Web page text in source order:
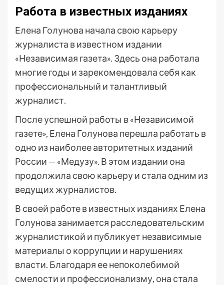
Работа в известных изданиях
Елена Голунова начала свою карьеру
журналиста в известном издании
«Независимая газета». Здесь она работала
многие годы и зарекомендовала себя как
профессиональный и талантливый
журналист.
После успешной работы в «Независимой
газете», Елена Голунова перешла работать в
одно из наиболее авторитетных изданий
России — «Медузу». В этом издании она
продолжила свою карьеру и стала одним из
ведущих журналистов.
В своей работе в известных изданиях Елена
Голунова занимается расследовательским
журналистикой и публикует независимые
материалы о коррупции и нарушениях
власти. Благодаря ее непоколебимой
смелости и профессионализму, она стала